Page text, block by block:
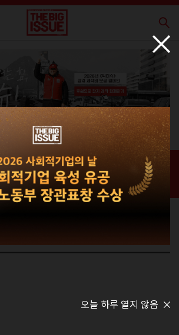
홈 / 빅이슈 판매원 / 빅이슈 판매원
오늘 하루 열지 않음